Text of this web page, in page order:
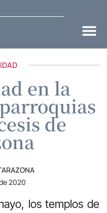
en la
de
2020
los templos de